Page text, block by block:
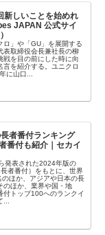
しいことを始めれ
JAPAN 公式サイ
ロ」や「GU」を展開する
表取締役会長兼社長の柳
戦を目の前にした時に向
言を紹介する。ユニクロ
に山口...
者番付ランキング
番付も紹介｜セカイ
発表された2024年版の
者番付）をもとに、世界
ほか、アジアや日本の長
のほか、業界や国・地
付トップ100へのランクイ